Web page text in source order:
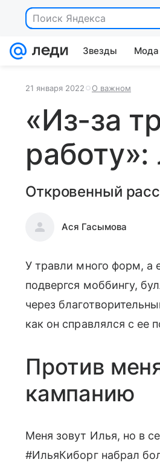
Поиск Яндекса
Звезды Мода
21 января 2022 О важном
«Из-за
Откровенный
Ася Гасымова
У травли много форм, а
подвергся моббингу,
через
как он справлялся с ее
Против
кампанию
Меня зовут Илья, но в
#ИльяКиборг набрал